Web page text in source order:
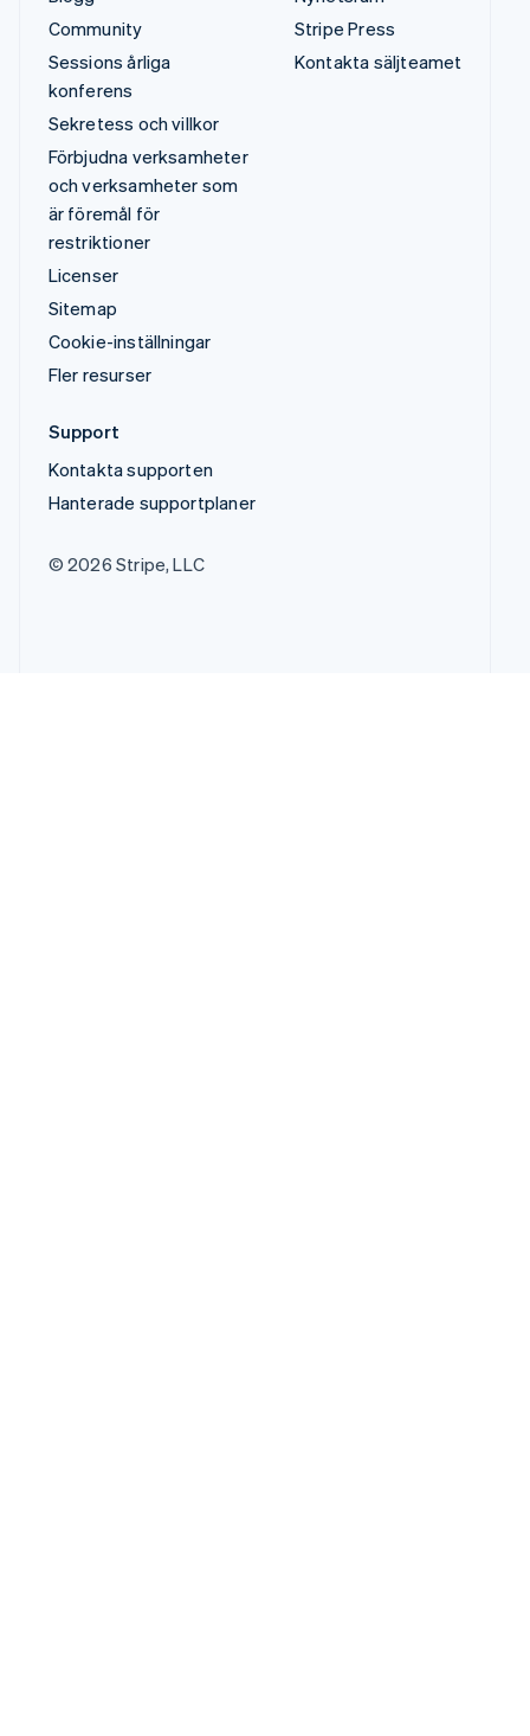
Community
Sessions årliga
konferens
Sekretess och villkor
Förbjudna verksamheter
och verksamheter som
är föremål för
restriktioner
Licenser
Sitemap
Cookie-inställningar
Fler resurser
Stripe Press
Kontakta säljteamet
Support
Kontakta supporten
Hanterade supportplaner
© 2026 Stripe, LLC